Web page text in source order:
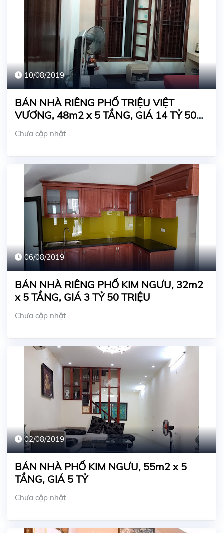
10/08/2019
BÁN NHÀ RIÊNG PHỐ TRIỆU VIỆT
VƯƠNG, 48m2 x 5 TẦNG, GIÁ 14 TỶ 500
TRIỆU
Chưa cập nhật...
06/08/2019
BÁN NHÀ RIÊNG PHỐ KIM NGƯU, 32m2
x 5 TẦNG, GIÁ 3 TỶ 50 TRIỆU
Chưa cập nhật...
02/08/2019
BÁN NHÀ PHỐ KIM NGƯU, 55m2 x 5
TẦNG, GIÁ 5 TỶ
Chưa cập nhật...